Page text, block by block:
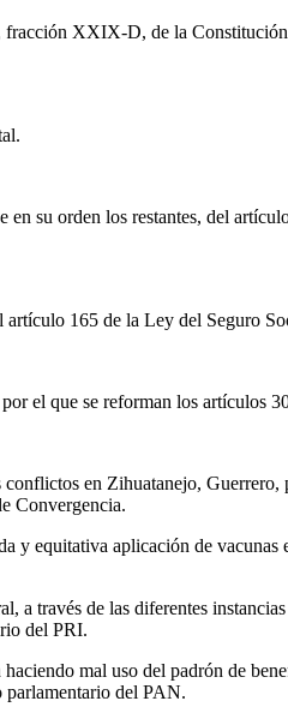
fracción XXIX-D, de la
su orden los restantes, del
165 de la Ley del Seguro
el que se reforman los artículos
en Zihuatanejo,
Convergencia.
y equitativa aplicación de vacunas
a través de las diferentes
del PRI.
mal uso del padrón de
parlamentario del PAN.